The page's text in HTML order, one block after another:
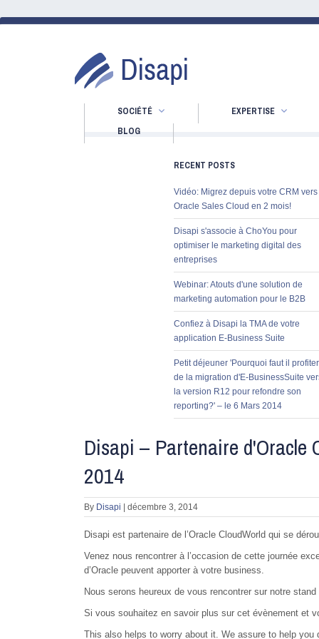
SOCIÉTÉ
EXPERTISE
BLOG
RECENT POSTS
Vidéo: Migrez depuis votre CRM vers
Oracle Sales Cloud en 2 mois!
Disapi s'associe à ChoYou pour
optimiser le marketing digital des
entreprises
Webinar: Atouts d'une solution de
marketing automation pour le B2B
Confiez à Disapi la TMA de votre
application E-Business Suite
Petit déjeuner 'Pourquoi faut il profiter
de la migration d'E-BusinessSuite
la version R12 pour refondre son
reporting?' – le 6 Mars 2014
Disapi – Partenaire d'Oracle
2014
By Disapi décembre 3, 2014
Disapi est partenaire de l’Oracle CloudWorld qui se
Venez nous rencontrer à l’occasion de cette journée
d’Oracle peuvent apporter à votre business.
Nous serons heureux de vous rencontrer sur notre
Si vous souhaitez en savoir plus sur cet évènement et
This also helps to worry about it. We assure to help you